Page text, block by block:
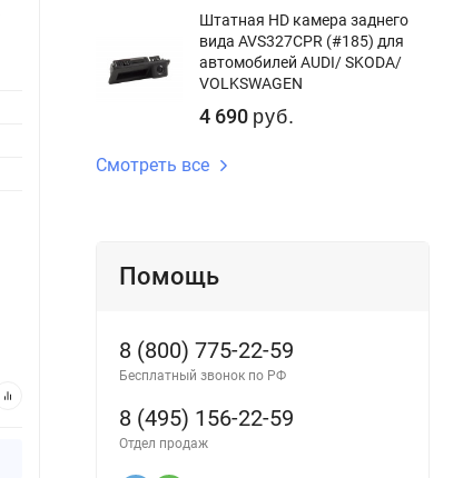
GAC Trumpchi M8 (2020-2022)
Версия системы: Android 10
Внутренняя память: 128Gb
3173CC36-2K-10
44 400 руб.
Штатная HD камера заднего
вида AVS327CPR (#185) для
автомобилей AUDI/ SKODA/
VOLKSWAGEN
4 690 руб.
Смотреть все
Помощь
8 (800) 775-22-59
Бесплатный звонок по РФ
8 (495) 156-22-59
Отдел продаж